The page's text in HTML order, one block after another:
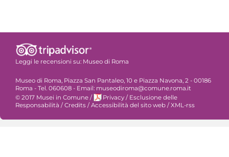
Leggi le recensioni su: Museo di Roma
Museo di Roma, Piazza San Pantaleo, 10 e Piazza Navona, 2 - 00186
Roma - Tel. 060608 - Email: museodiroma@comune.roma.it
© 2017 Musei in Comune / Privacy / Esclusione delle
Responsabilità /Credits /Accessibilità del sito web /XML-rss